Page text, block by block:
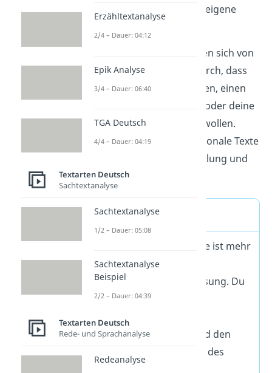
und präsentierst deine eigene
unterscheiden sich von
fiktionalen Texten dadurch, dass
sie den Leser informieren, einen
Beitrag kommentieren oder deine
Meinung beeinflussen wollen.
Dagegen enthalten fiktionale Texte
eine ausgedachte Handlung und
wollen unterhalten.
Wichtig
Deine Sachtextanalyse ist mehr
als eine reine
Inhaltszusammenfassung. Du
untersuchst in der
Sachtextanalyse auch
stilistische Mittel
und den
des
Erzähltextanalyse
2/4 – Dauer: 04:12
Epik Analyse
3/4 – Dauer: 06:40
TGA Deutsch
4/4 – Dauer: 04:19
Textarten Deutsch
Sachtextanalyse
Sachtextanalyse
1/2 – Dauer: 05:08
Sachtextanalyse
Beispiel
2/2 – Dauer: 04:39
Textarten Deutsch
Rede- und Sprachanalyse
Redeanalyse